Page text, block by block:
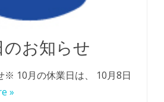
お知らせ
10月の休業日は、 10月8日
»